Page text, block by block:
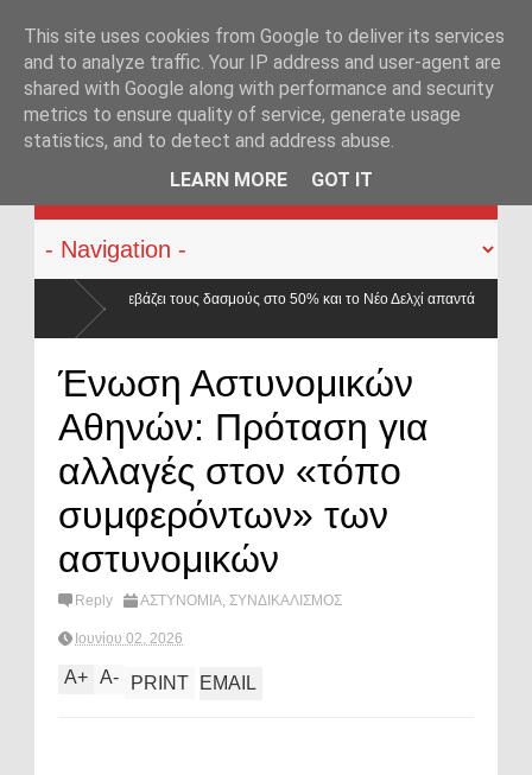
KATEHACKER
στο 50% και το Νέο Δελχί απαντά
Ένωση Αστυνομικών
Αθηνών: Πρόταση για
αλλαγές στον «τόπο
συμφερόντων» των
αστυνομικών
Reply ΑΣΤΥΝΟΜΙΑ, ΣΥΝΔΙΚΑΛΙΣΜΟΣ
Ιουνίου 02, 2026
A+ A- PRINT EMAIL
This site uses cookies from Google to deliver its services
and to analyze traffic. Your IP address and user-agent are
shared with Google along with performance and security
metrics to ensure quality of service, generate usage
statistics, and to detect and address abuse.
LEARN MORE
GOT IT